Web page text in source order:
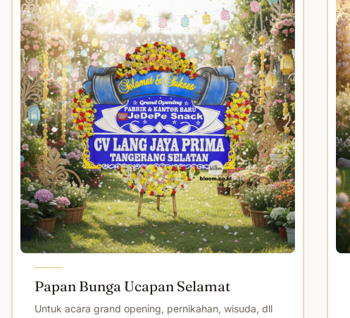
Papan Bunga Ucapan Selamat
Untuk acara grand opening, pernikahan, wisuda, dll